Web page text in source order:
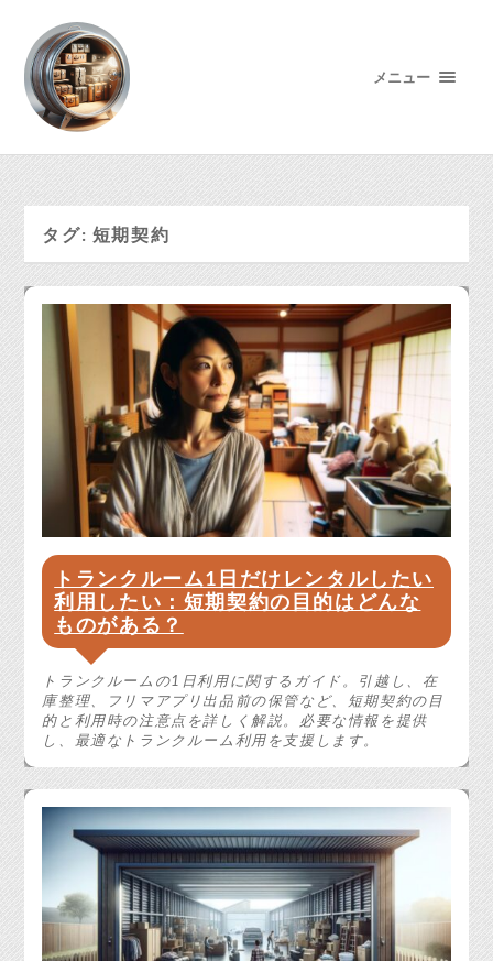
メニュー
タグ: 短期契約
トランクルーム1日だけレンタルしたい
利用したい：短期契約の目的はどんな
ものがある？
トランクルームの1日利用に関するガイド。引越し、在
庫整理、フリマアプリ出品前の保管など、短期契約の目
的と利用時の注意点を詳しく解説。必要な情報を提供
し、最適なトランクルーム利用を支援します。